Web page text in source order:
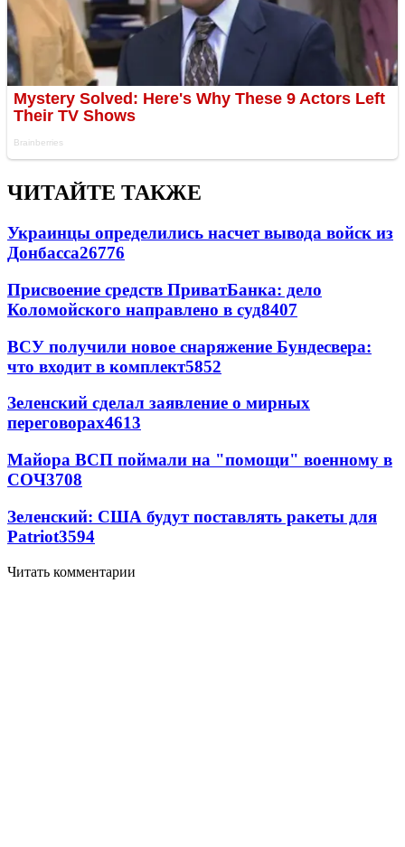
ЧИТАЙТЕ ТАКЖЕ
Украинцы определились насчет вывода войск из
Донбасса26776
Присвоение средств ПриватБанка: дело
Коломойского направлено в суд8407
ВСУ получили новое снаряжение Бундесвера:
что входит в комплект5852
Зеленский сделал заявление о мирных
переговорах4613
Майора ВСП поймали на "помощи" военному в
СОЧ3708
Зеленский: США будут поставлять ракеты для
Patriot3594
Читать комментарии